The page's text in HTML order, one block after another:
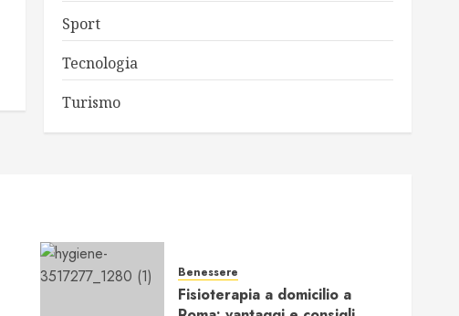
Sport
Tecnologia
Turismo
Benessere
Fisioterapia a domicilio a